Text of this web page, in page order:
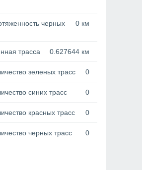
черных
0 км
трасса 0.627644 км
зеленых трасс 0
синих трасс 0
красных трасс 0
черных трасс 0